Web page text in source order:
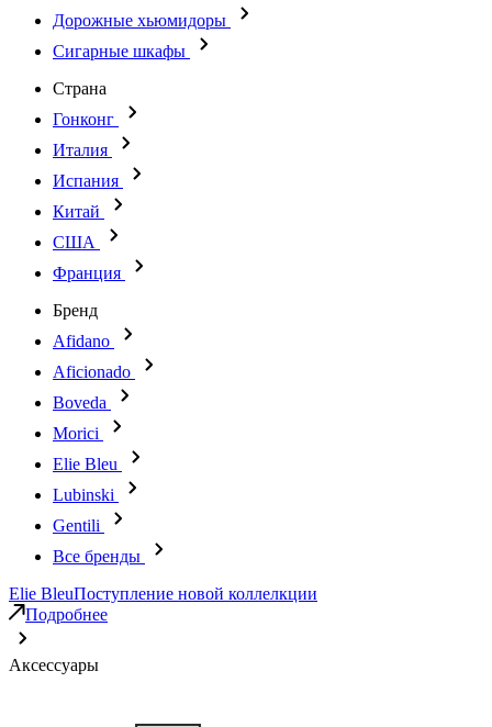
Дорожные хьюмидоры
Сигарные шкафы
Страна
Гонконг
Италия
Испания
Китай
США
Франция
Бренд
Afidano
Aficionado
Boveda
Morici
Elie Bleu
Lubinski
Gentili
Все бренды
Elie BleuПоступление новой коллелкции
Подробнее
Аксессуары